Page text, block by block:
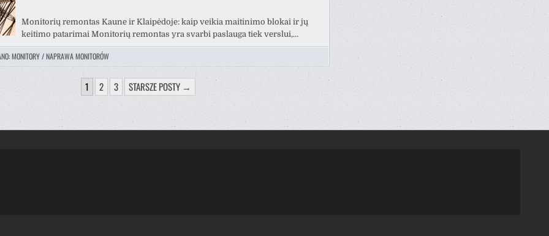
Monitorių remontas Kaune ir Klaipėdoje: kaip veikia maitinimo blokai ir jų
keitimo patarimai Monitorių remontas yra svarbi paslauga tiek verslui,…
MONITORY / NAPRAWA MONITORÓW
1 2 3 STARSZE POSTY →